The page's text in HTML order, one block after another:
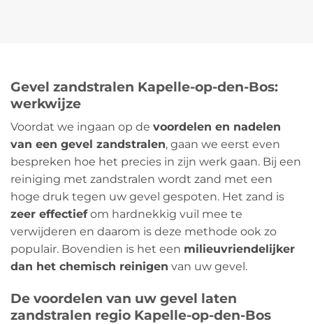
Gevel zandstralen Kapelle-op-den-Bos:
werkwijze
Voordat we ingaan op de voordelen en nadelen
van een gevel zandstralen, gaan we eerst even
bespreken hoe het precies in zijn werk gaan. Bij een
reiniging met zandstralen wordt zand met een
hoge druk tegen uw gevel gespoten. Het zand is
zeer effectiefom hardnekkig vuil mee te
verwijderen en daarom is deze methode ook zo
populair. Bovendien is het een milieuvriendelijker
dan het chemisch reinigen van uw gevel.
De voordelen van uw gevel laten
zandstralen regio Kapelle-op-den-Bos